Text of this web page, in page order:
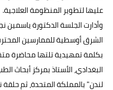
عليها لتطوير المنظومة العلاجية.
وأدارت الجلسة الدكتورة ياسمين
بكلمة تمهيدية تلتها محاضرة
البغدادي، الأستاذ بمركز أبحاث
لندن" بالمملكة المتحدة، ثم